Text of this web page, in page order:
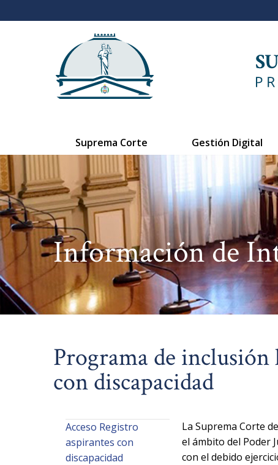
Suprema Corte Gestión Digital
Información de
Programa de inclusión
con discapacidad
Acceso Registro
aspirantes con
discapacidad
La Suprema Corte
el ámbito del Poder
con el debido